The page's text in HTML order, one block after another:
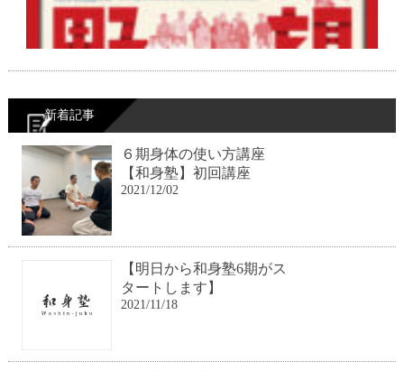
新着記事
６期身体の使い方講座
【和身塾】初回講座
2021/12/02
【明日から和身塾6期がス
タートします】
2021/11/18